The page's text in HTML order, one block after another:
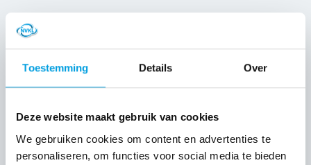
Toestemming Details Over
Deze website maakt gebruik van cookies
We gebruiken cookies om content en advertenties te
personaliseren, om functies voor social media te bieden
AREA-bulletin
2026